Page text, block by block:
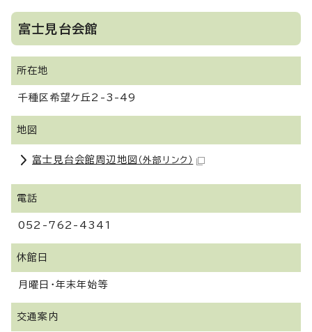
富士見台会館
所在地
千種区希望ケ丘2-3-49
地図
富士見台会館周辺地図 （外部リンク）
電話
052-762-4341
休館日
月曜日・年末年始等
交通案内